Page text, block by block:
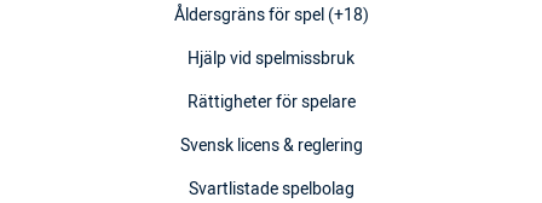
Åldersgräns för spel (+18)
Hjälp vid spelmissbruk
Rättigheter för spelare
Svensk licens & reglering
Svartlistade spelbolag